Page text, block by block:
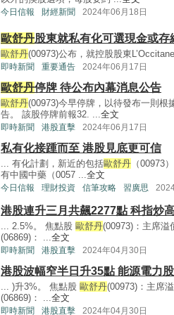
今日信報 財經新聞 2024年06月18日
歐舒丹股東就私有化可選現金或存
歐舒丹(00973)公布，就控股股東
即時新聞 重要通告 2024年06月17日
歐舒丹停牌 待公布內幕消息公告
歐舒丹(00973)今早停牌，以待發布一則
告。 該股停牌前報32. ... 全文
即時新聞 港股直擊 2024年06月17日
私有化接踵而至 港股見底更可信
... 有化計劃，新近的包括歐舒丹 （00973
有中國中藥（0057 ... 全文
今日信報 理財投資 信筆攻略 習廣思
港股連升三月共飆2277點 科指炒
... 2.5%。 焦點股 歐舒丹(00973)：主席溢
(06869)： ...全文
即時新聞 港股直擊 2024年04月30日
港股波幅窄半日升35點 能源電力
... )升3%。 焦點股 歐舒丹(00973)：主席
(06869)： ...全文
即時新聞 港股直擊 2024年04月30日